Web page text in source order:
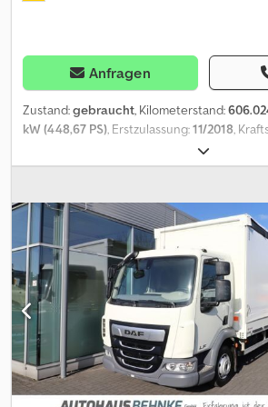
Verkauf nur an Gewerbetreibende. BEI
NETTOPREIS ZU BEZAHLEN !!!!! ALLE
INS. AUSSTATTUNG+ZUBEHÖR.Grundlage
Rechnungen, Proforma-Rechnungen,
Verkaufsgespräche sind unsere AGBs
Anfragen
Zustand:gebraucht, Kilometerstand:
kW (448,67 PS), Erstzulassung:11/2018,
, Achsen-
nächste Prüfung (TÜV):12/2026, Farbe:Blau
,
Laderaumlänge:7.300 mm, Laderaumbreite:
Laderaumhöhe:2.850 mm, Ausstattung:
Standheizung, * Sonnenblende * ABS *
System * ESP * Abstandsregeltempomat *
Spurhalteassistent * Abbiegeassistent
Bordcomputer * Standklima *
Berganfahrhilfe * Fensterheber elektr. *
* Spiegelheizung * Zentralverriegelung *
Fahrerkomfortsitz * Sitzheizung * Kühlbox *
Hinterachse * Liftachse * Lufttrockner *
Tandem-Anhängekupplung * Duomatik